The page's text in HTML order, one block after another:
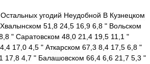
угодий Неудобной В Кузнецком
51,8 24,5 16,9 6,8 " Вольском
" Саратовском 48,0 21,4 19,5 11,1 "
17,0 4,5 " Аткарском 67,3 8,4 17,5 6,8 "
17,8 4,7 " Балашовском 66,4 6,6 21,7 5,3 "